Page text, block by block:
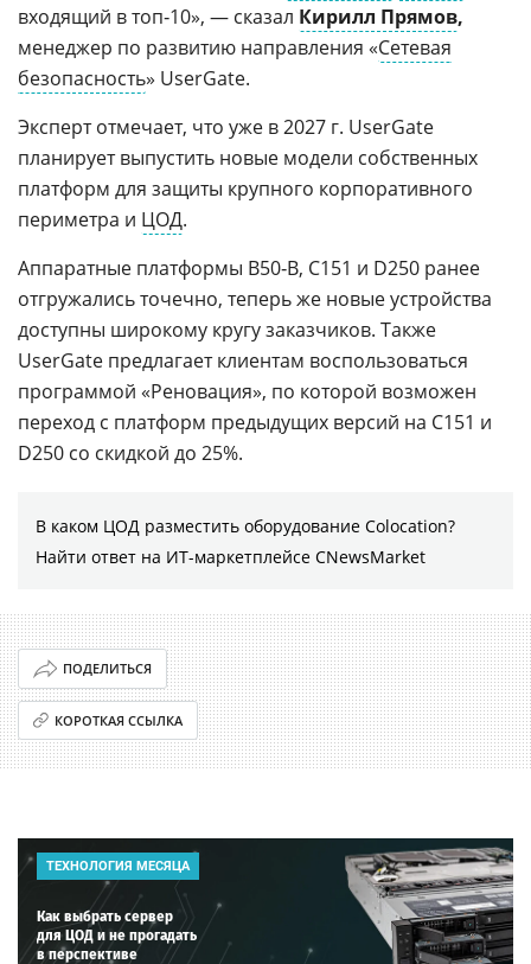
входящий в топ‑10», — сказал Кирилл Прямов,
менеджер по развитию направления «Сетевая
безопасность» UserGate.
Эксперт отмечает, что уже в 2027 г. UserGate
планирует выпустить новые модели собственных
платформ для защиты крупного корпоративного
периметра и ЦОД.
Аппаратные платформы B50‑B, С151 и D250 ранее
отгружались точечно, теперь же новые устройства
доступны широкому кругу заказчиков. Также
UserGatе предлагает клиентам воспользоваться
программой «Реновация», по которой возможен
переход с платформ предыдущих версий на С151 и
D250 со скидкой до 25%.
В каком ЦОД разместить оборудование Colocation?
Найти ответ на ИТ-маркетплейсе CNewsMarket
ПОДЕЛИТЬСЯ
КОРОТКАЯ ССЫЛКА
ТЕХНОЛОГИЯ МЕСЯЦА
Как выбрать сервер
для ЦОД и не прогадать
в перспективе